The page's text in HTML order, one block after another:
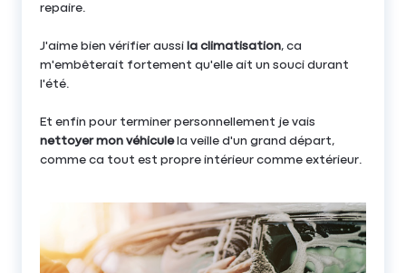
repaire.
J'aime bien vérifier aussi la climatisation, ca
m'embêterait fortement qu'elle ait un souci durant
l'été.
Et enfin pour terminer personnellement je vais
nettoyer mon véhiculela veille d'un grand départ,
comme ca tout est propre intérieur comme extérieur.